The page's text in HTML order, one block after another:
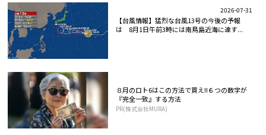
2026-07-31
【台風情報】猛烈な台風13号の今後の予報
は 8月1日午前3時には南鳥島近海に達す...
８月のロト6はこの方法で買え!!６つの数字が
『完全一致』する方法
PR(株式会社MURA)